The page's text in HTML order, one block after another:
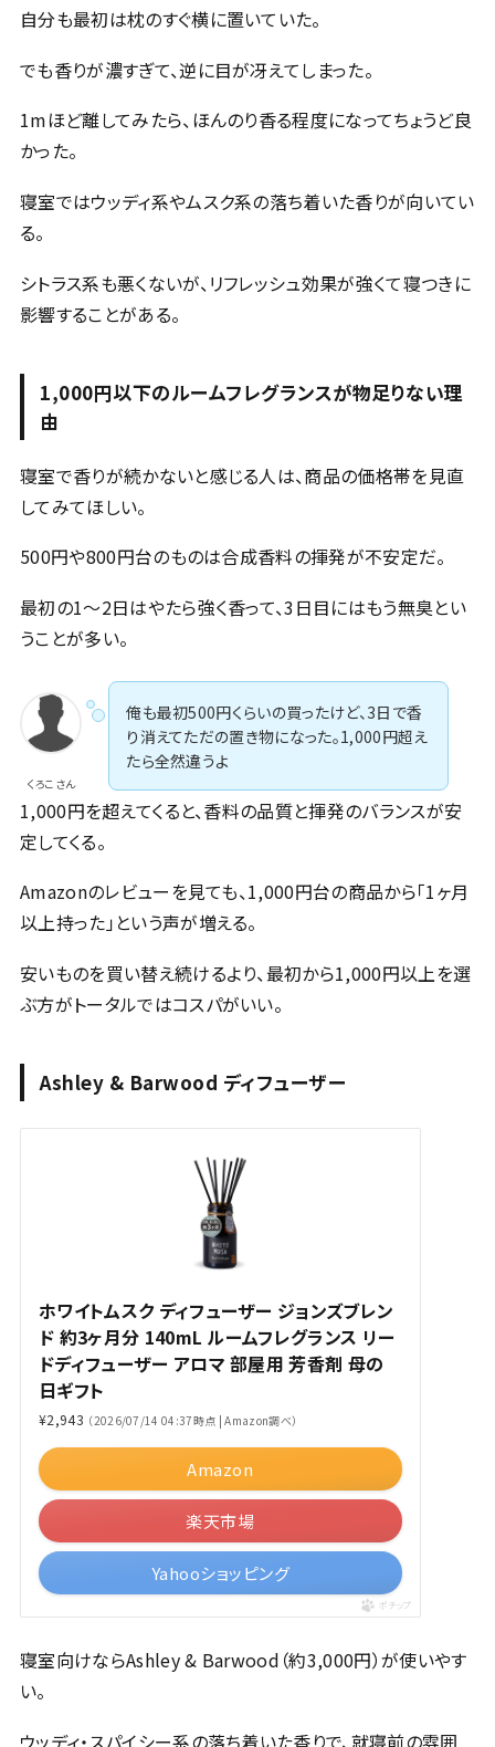
自分も最初は枕のすぐ横に置いていた。
でも香りが濃すぎて、逆に目が冴えてしまった。
1mほど離してみたら、ほんのり香る程度になってちょうど良
かった。
寝室ではウッディ系やムスク系の落ち着いた香りが向いてい
る。
シトラス系も悪くないが、リフレッシュ効果が強くて寝つきに
影響することがある。
1,000円以下のルームフレグランスが物足りない理
由
寝室で香りが続かないと感じる人は、商品の価格帯を見直
してみてほしい。
500円や800円台のものは合成香料の揮発が不安定だ。
最初の1〜2日はやたら強く香って、3日目にはもう無臭とい
うことが多い。
くろこさん
俺も最初500円くらいの買ったけど、3日で香
り消えてただの置き物になった。1,000円超え
たら全然違うよ
1,000円を超えてくると、香料の品質と揮発のバランスが安
定してくる。
Amazonのレビューを見ても、1,000円台の商品から「1ヶ月
以上持った」という声が増える。
安いものを買い替え続けるより、最初から1,000円以上を選
ぶ方がトータルではコスパがいい。
Ashley & Barwood ディフューザー
ホワイトムスク ディフューザー ジョンズブレン
ド 約3ヶ月分 140mL ルームフレグランス リー
ドディフューザー アロマ 部屋用 芳香剤 母の
日ギフト
¥2,943 （2026/07/14 04:37時点 | Amazon調べ）
Amazon
楽天市場
Yahooショッピング
ポチップ
寝室向けならAshley & Barwood（約3,000円）が使いやす
い。
ウッディ・スパイシー系の落ち着いた香りで、就寝前の雰囲